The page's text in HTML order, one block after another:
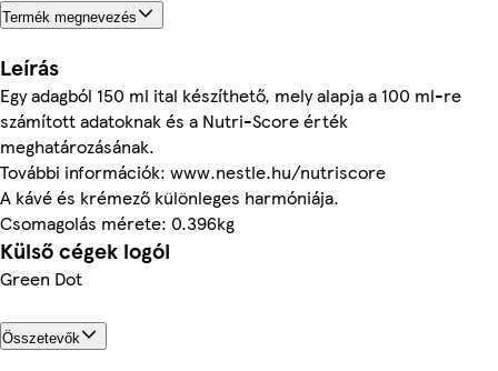
Termék megnevezés
Leírás
Egy adagból 150 ml ital készíthető, mely alapja a 100 ml-re
számított adatoknak és a Nutri-Score érték
meghatározásának.
További információk: www.nestle.hu/nutriscore
A kávé és krémező különleges harmóniája.
Csomagolás mérete: 0.396kg
Külső cégek logói
Green Dot
Összetevők